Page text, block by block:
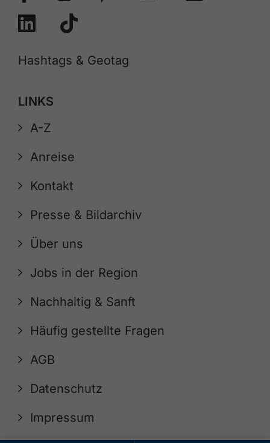
Hashtags & Geotag
LINKS
A-Z
Anreise
Kontakt
Presse & Bildarchiv
Über uns
Jobs in der Region
Nachhaltig & Sanft
Häufig gestellte Fragen
AGB
Datenschutz
Impressum